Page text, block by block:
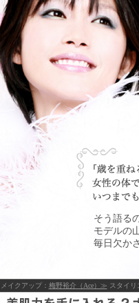
そう語る
モデルの
毎日欠か
イクアップ： 梅野裕介（Ace）≫ スタイ